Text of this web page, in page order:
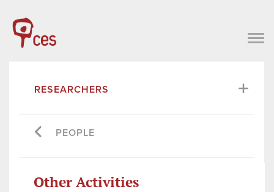
RESEARCHERS
PEOPLE
Other Activities